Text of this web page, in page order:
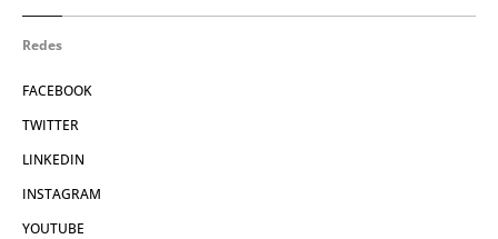
Redes
FACEBOOK
TWITTER
LINKEDIN
INSTAGRAM
YOUTUBE